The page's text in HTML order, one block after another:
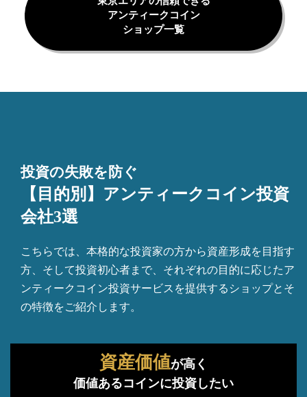
アンティークコイン
ショップ一覧
投資の失敗を防ぐ
【目的別】アンティークコイン投資
会社3選
こちらでは、本格的な投資家の方から資産形成を目指す
方、そして投資初心者まで、それぞれの目的に応じたア
ンティークコイン投資サービスを提供するショップとそ
の特徴をご紹介します。
資産価値が高く
価値あるコインに投資したい